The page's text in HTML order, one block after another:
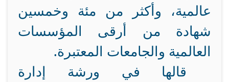
عالمية، وأكثر من مئة وخمسين
شهادة من أرقى المؤسسات
العالمية والجامعات المعتبرة.
قالها في ورشة إدارة